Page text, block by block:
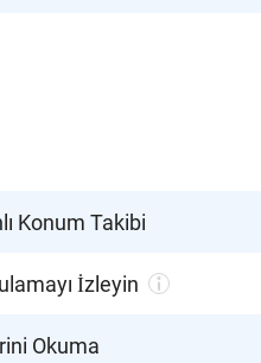
Konum Takibi
İzleyin
Okuma